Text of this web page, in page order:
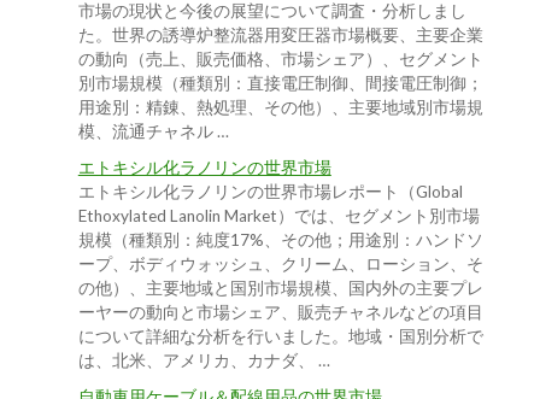
市場の現状と今後の展望について調査・分析しまし
た。世界の誘導炉整流器用変圧器市場概要、主要企業
の動向（売上、販売価格、市場シェア）、セグメント
別市場規模（種類別：直接電圧制御、間接電圧制御；
用途別：精錬、熱処理、その他）、主要地域別市場規
模、流通チャネル …
エトキシル化ラノリンの世界市場
エトキシル化ラノリンの世界市場レポート（Global
Ethoxylated Lanolin Market）では、セグメント別市場
規模（種類別：純度17%、その他；用途別：ハンドソ
ープ、ボディウォッシュ、クリーム、ローション、そ
の他）、主要地域と国別市場規模、国内外の主要プレ
ーヤーの動向と市場シェア、販売チャネルなどの項目
について詳細な分析を行いました。地域・国別分析で
は、北米、アメリカ、カナダ、 …